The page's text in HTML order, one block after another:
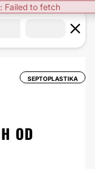
Failed to fetch
SEPTOPLASTIKA
OD